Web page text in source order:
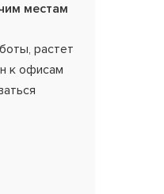
местам
растет
к офисам